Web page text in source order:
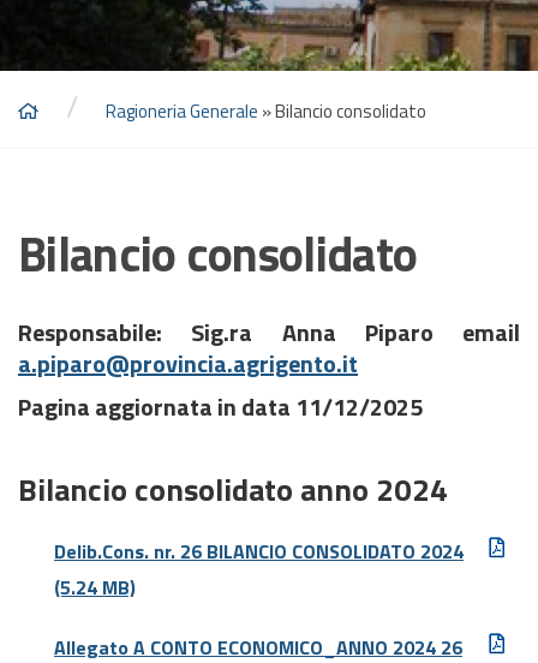
/ Ragioneria Generale »Bilancio consolidato
Bilancio consolidato
Responsabile: Sig.ra Anna Piparo email
a.piparo@provincia.agrigento.it
Pagina aggiornata in data 11/12/2025
Bilancio consolidato anno 2024
Delib.Cons. nr. 26 BILANCIO CONSOLIDATO 2024
(5.24 MB)
Allegato A CONTO ECONOMICO_ANNO 2024 26